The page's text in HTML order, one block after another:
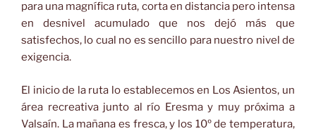
para una magnífica ruta, corta en distancia pero intensa
en desnivel acumulado que nos dejó más que
satisfechos, lo cual no es sencillo para nuestro nivel de
exigencia.
El inicio de la ruta lo establecemos en Los Asientos, un
área recreativa junto al río Eresma y muy próxima a
Valsaín. La mañana es fresca, y los 10º de temperatura,